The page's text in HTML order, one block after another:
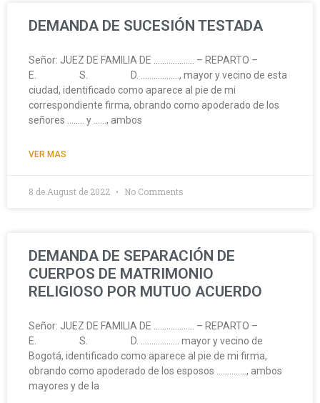
DEMANDA DE SUCESIÓN TESTADA
Señor: JUEZ DE FAMILIA DE ………………. – REPARTO –
E. S. D. ………………, mayor y vecino de esta
ciudad, identificado como aparece al pie de mi
correspondiente firma, obrando como apoderado de los
señores …….. y ……, ambos
VER MAS
8 de August de 2022 No Comments
DEMANDA DE SEPARACIÓN DE
CUERPOS DE MATRIMONIO
RELIGIOSO POR MUTUO ACUERDO
Señor: JUEZ DE FAMILIA DE ………………. – REPARTO –
E. S. D. ……………… mayor y vecino de
Bogotá, identificado como aparece al pie de mi firma,
obrando como apoderado de los esposos ………….., ambos
mayores y de la